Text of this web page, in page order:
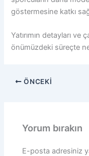
göstermesine katkı
Yatırımın detayları ve
önümüzdeki süreçte
ÖNCEKI
Yorum bırakın
E-posta adresiniz